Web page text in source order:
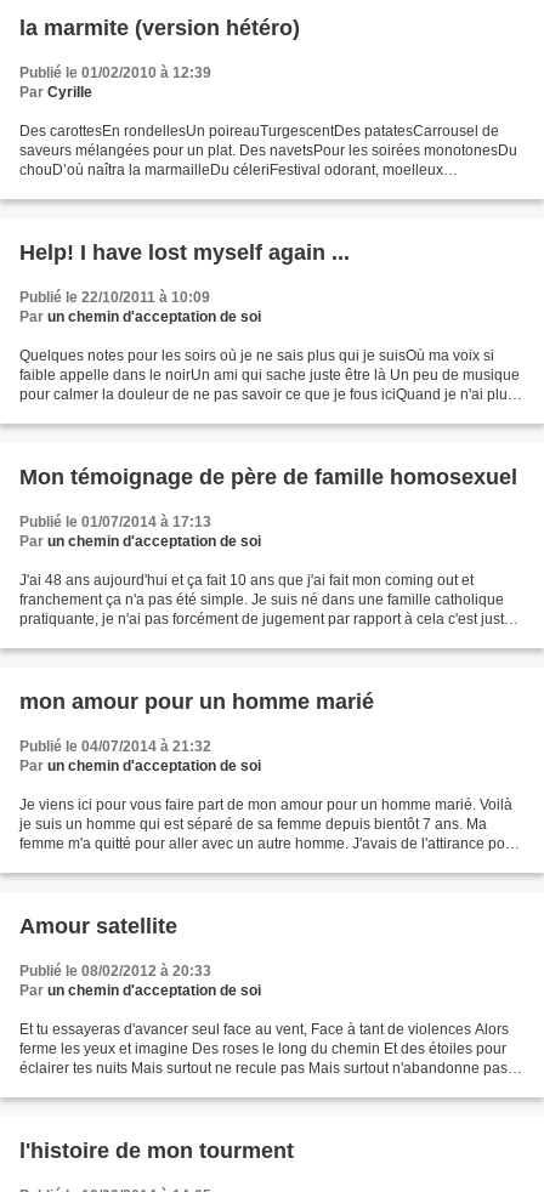
la marmite (version hétéro)
Publié le 01/02/2010 à 12:39
Par CyriIIe
Des carottesEn rondellesUn poireauTurgescentDes patatesCarrousel de
saveurs mélangées pour un plat. Des navetsPour les soirées monotonesDu
chouD’où naîtra la marmailleDu céleriFestival odorant, moelleux
Help! I have lost myself again ...
Publié le 22/10/2011 à 10:09
Par un chemin d'acceptation de soi
Quelques notes pour les soirs où je ne sais plus qui je suisOù ma voix si
faible appelle dans le noirUn ami qui sache juste être là Un peu de musique
pour calmer la douleur de ne pas savoir ce que je fous iciQuand je n'ai plus
Mon témoignage de père de famille homosexuel
Publié le 01/07/2014 à 17:13
Par un chemin d'acceptation de soi
J'ai 48 ans aujourd'hui et ça fait 10 ans que j'ai fait mon coming out et
franchement ça n'a pas été simple. Je suis né dans une famille catholique
pratiquante, je n'ai pas forcément de jugement par rapport à cela c'est juste
mon amour pour un homme marié
Publié le 04/07/2014 à 21:32
Par un chemin d'acceptation de soi
Je viens ici pour vous faire part de mon amour pour un homme marié. Voilà
je suis un homme qui est séparé de sa femme depuis bientôt 7 ans. Ma
femme m'a quitté pour aller avec un autre homme. J'avais de l'attirance pour
Amour satellite
Publié le 08/02/2012 à 20:33
Par un chemin d'acceptation de soi
Et tu essayeras d'avancer seul face au vent, Face à tant de violences Alors
ferme les yeux et imagine Des roses le long du chemin Et des étoiles pour
éclairer tes nuits Mais surtout ne recule pas Mais surtout n'abandonne pas
l'histoire de mon tourment